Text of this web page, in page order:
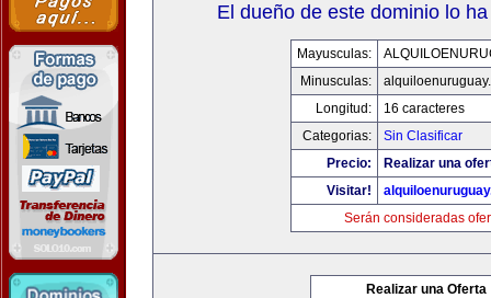
El dueño de este dominio lo
Mayusculas:
Minusculas:
Longitud:
16 caracteres
Categorias:
Sin Clasificar
Precio:
Realizar una
Visitar!
Serán consideradas
Realizar una Oferta